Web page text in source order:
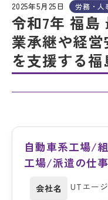
2025年5月25日 労務・人
令和7年 福島
業承継や経
を支援する
自動車系工場/
工場/派遣の仕
会社名 UTエー